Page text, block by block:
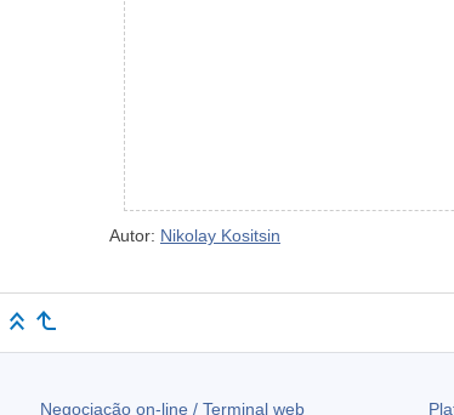
Autor: Nikolay Kositsin
Negociação on-line / Terminal web